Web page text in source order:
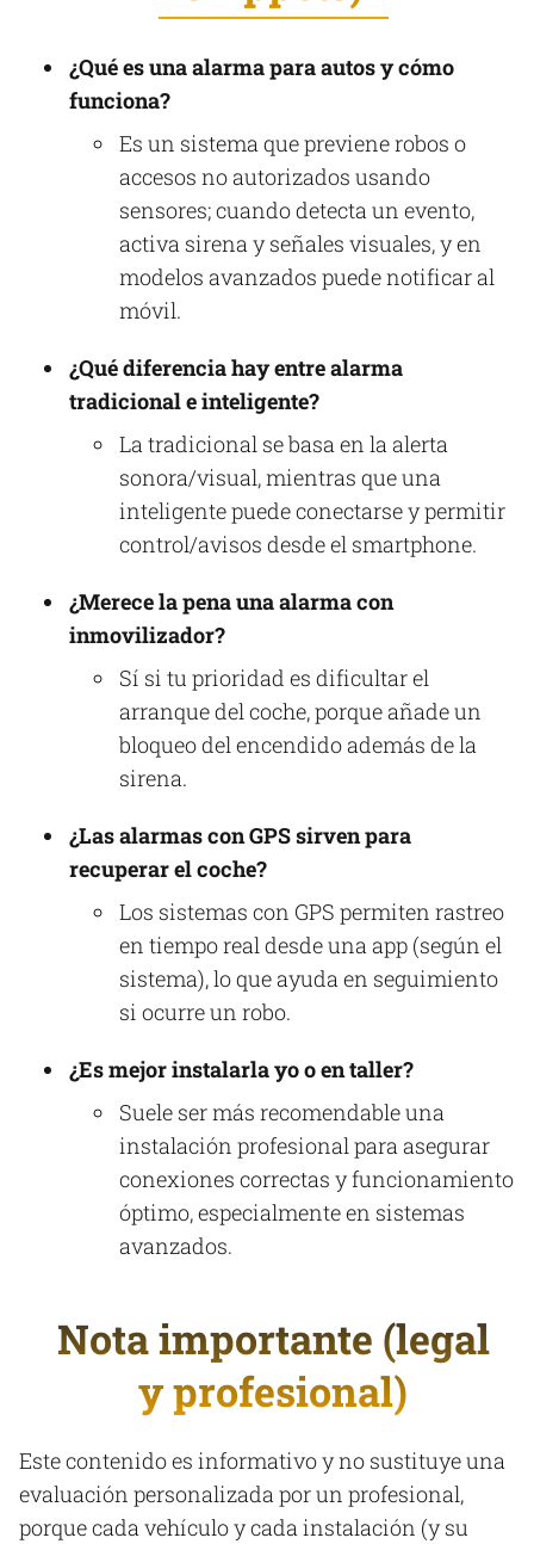
¿Qué es una alarma para autos y cómo
funciona?
Es un sistema que previene robos o
accesos no autorizados usando
sensores; cuando detecta un evento,
activa sirena y señales visuales, y en
modelos avanzados puede notificar al
móvil.
¿Qué diferencia hay entre alarma
tradicional e inteligente?
La tradicional se basa en la alerta
sonora/visual, mientras que una
inteligente puede conectarse y permitir
control/avisos desde el smartphone.
¿Merece la pena una alarma con
inmovilizador?
Sí si tu prioridad es dificultar el
arranque del coche, porque añade un
bloqueo del encendido además de la
sirena.
¿Las alarmas con GPS sirven para
recuperar el coche?
Los sistemas con GPS permiten rastreo
en tiempo real desde una app (según el
sistema), lo que ayuda en seguimiento
si ocurre un robo.
¿Es mejor instalarla yo o en taller?
Suele ser más recomendable una
instalación profesional para asegurar
conexiones correctas y funcionamiento
óptimo, especialmente en sistemas
avanzados.
Nota importante (legal
y profesional)
Este contenido es informativo y no sustituye una
evaluación personalizada por un profesional,
porque cada vehículo y cada instalación (y su